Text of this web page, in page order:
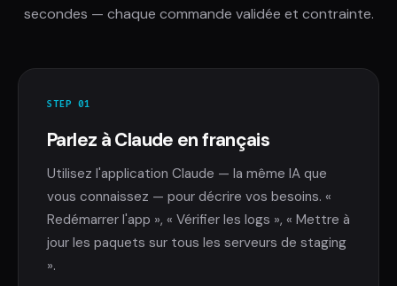
secondes — chaque commande validée et contrainte.
STEP 01
Parlez à Claude en français
Utilisez l'application Claude — la même IA que
vous connaissez — pour décrire vos besoins. «
Redémarrer l'app », « Vérifier les logs », « Mettre à
jour les paquets sur tous les serveurs de staging
».